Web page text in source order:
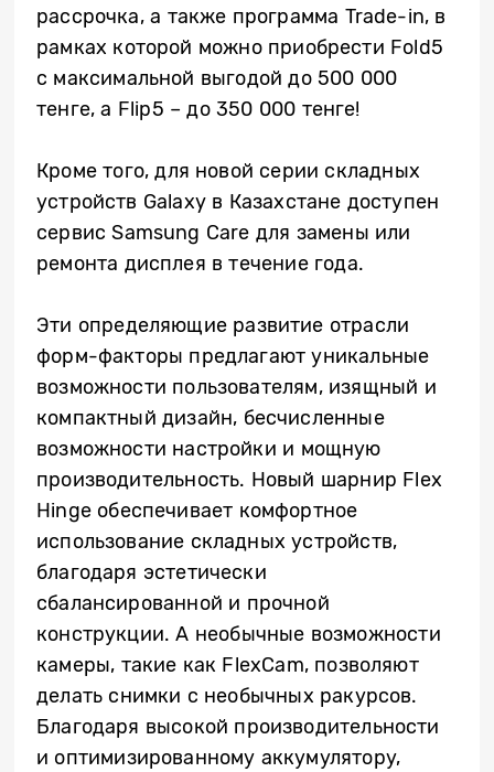
рассрочка, а также программа Trade-in, в
рамках которой можно приобрести Fold5
с максимальной выгодой до 500 000
тенге, а Flip5 – до 350 000 тенге!
Кроме того, для новой серии складных
устройств Galaxy в Казахстане доступен
сервис Samsung Care для замены или
ремонта дисплея в течение года.
Эти определяющие развитие отрасли
форм-факторы предлагают уникальные
возможности пользователям, изящный и
компактный дизайн, бесчисленные
возможности настройки и мощную
производительность. Новый шарнир Flex
Hinge обеспечивает комфортное
использование складных устройств,
благодаря эстетически
сбалансированной и прочной
конструкции. А необычные возможности
камеры, такие как FlexCam, позволяют
делать снимки с необычных ракурсов.
Благодаря высокой производительности
и оптимизированному аккумулятору,